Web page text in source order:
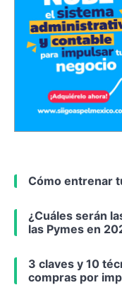
Cómo entrenar
¿Cuáles serán
las Pymes en
3 claves y 10
compras por